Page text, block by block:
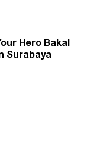
Hero Bakal
Surabaya